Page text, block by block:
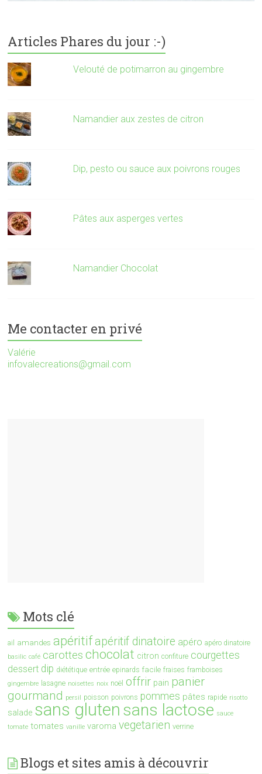
Articles Phares du jour :-)
Velouté de potimarron au gingembre
Namandier aux zestes de citron
Dip, pesto ou sauce aux poivrons rouges
Pâtes aux asperges vertes
Namandier Chocolat
Me contacter en privé
Valérie
infovalecreations@gmail.com
Mots clé
ail amandes apéritifapéritif dinatoire apéro apéro dinatoire
basilic café carottes chocolat citron confiture courgettes
dessert dip diététique entrée epinards facile fraises framboises
gingembre lasagne noisettes noix noël offrir pain panier
gourmand persil poisson poivrons pommes pâtes rapide risotto
salade sans gluten sans lactose sauce
tomate tomates vanille varoma vegetarien verrine
Blogs et sites amis à découvrir